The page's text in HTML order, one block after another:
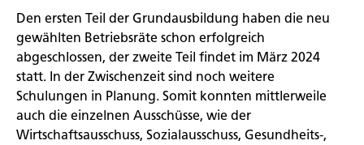
Den ersten Teil der Grundausbildung haben die neu
gewählten Betriebsräte schon erfolgreich
abgeschlossen, der zweite Teil findet im März 2024
statt. In der Zwischenzeit sind noch weitere
Schulungen in Planung. Somit konnten mittlerweile
auch die einzelnen Ausschüsse, wie der
Wirtschaftsausschuss, Sozialausschuss, Gesundheits-,